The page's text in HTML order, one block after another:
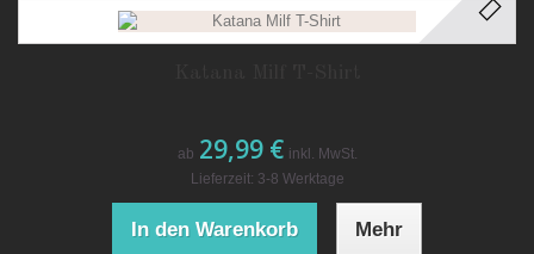
ab 29,99 € inkl. MwSt.
Lieferzeit: 3-8 Werktage
In den Warenkorb Mehr